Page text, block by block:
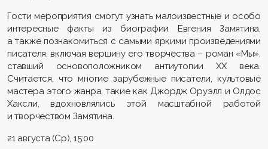
Гости мероприятия смогут узнать малоизвестные и особо
интересные факты из биографии Евгения Замятина,
а также познакомиться с самыми яркими произведениями
писателя, включая вершину его творчества – роман «Мы»,
ставший основоположником антиутопии XX века.
Считается, что многие зарубежные писатели, культовые
мастера этого жанра, такие как Джордж Оруэлл и Олдос
Хаксли, вдохновлялись этой масштабной работой
и творчеством Замятина.
21 августа (Ср), 15:00